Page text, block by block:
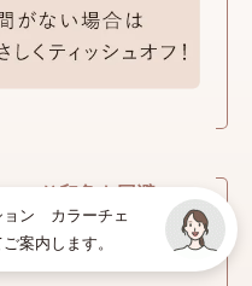
ぺり印象を回避
でOK！
ョン カラーチェ
案内します。